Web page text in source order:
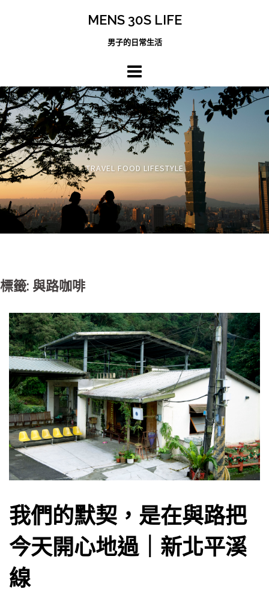
MENS 30S LIFE
男子的日常生活
TRAVEL FOOD LIFESTYLE
標籤: 與路咖啡
我們的默契，是在與路把
今天開心地過｜新北平溪
線